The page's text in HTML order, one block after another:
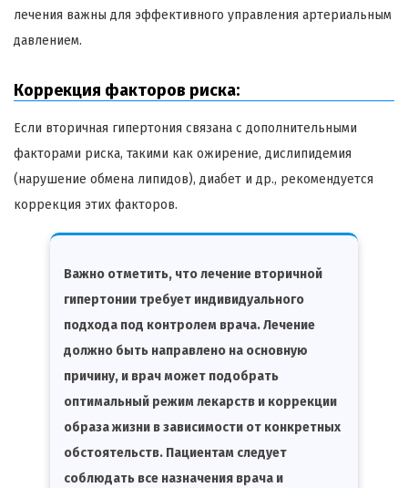
лечения важны для эффективного управления артериальным
давлением.
Коррекция факторов риска:
Если вторичная гипертония связана с дополнительными
факторами риска, такими как ожирение, дислипидемия
(нарушение обмена липидов), диабет и др., рекомендуется
коррекция этих факторов.
Важно отметить, что лечение вторичной
гипертонии требует индивидуального
подхода под контролем врача. Лечение
должно быть направлено на основную
причину, и врач может подобрать
оптимальный режим лекарств и коррекции
образа жизни в зависимости от конкретных
обстоятельств. Пациентам следует
соблюдать все назначения врача и